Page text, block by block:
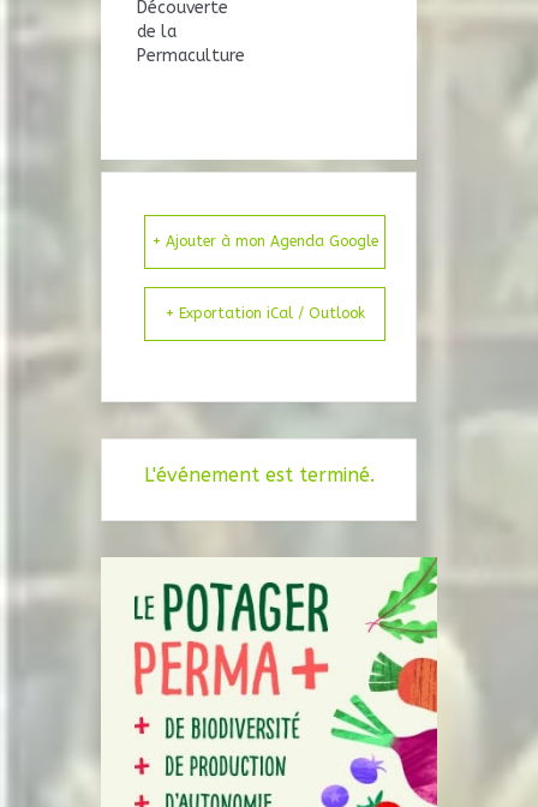
Découverte
de la
Permaculture
+ Ajouter à mon Agenda Google
+ Exportation iCal / Outlook
L'événement est terminé.